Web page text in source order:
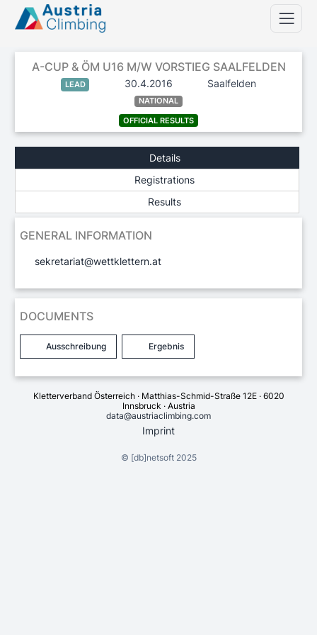
A-CUP & ÖM U16 M/W VORSTIEG SAALFELDEN
LEAD 30.4.2016 Saalfelden
NATIONAL
OFFICIAL RESULTS
Details
Registrations
Results
GENERAL INFORMATION
sekretariat@wettklettern.at
DOCUMENTS
Ausschreibung Ergebnis
Kletterverband Österreich · Matthias-Schmid-Straße 12E · 6020
Innsbruck · Austria
data@austriaclimbing.com
Imprint
© [db]netsoft2025